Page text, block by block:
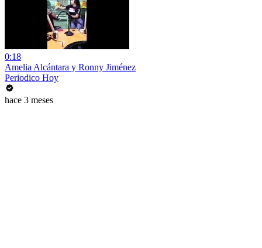
0:18
Amelia Alcántara y Ronny Jiménez
Periodico Hoy
hace 3 meses